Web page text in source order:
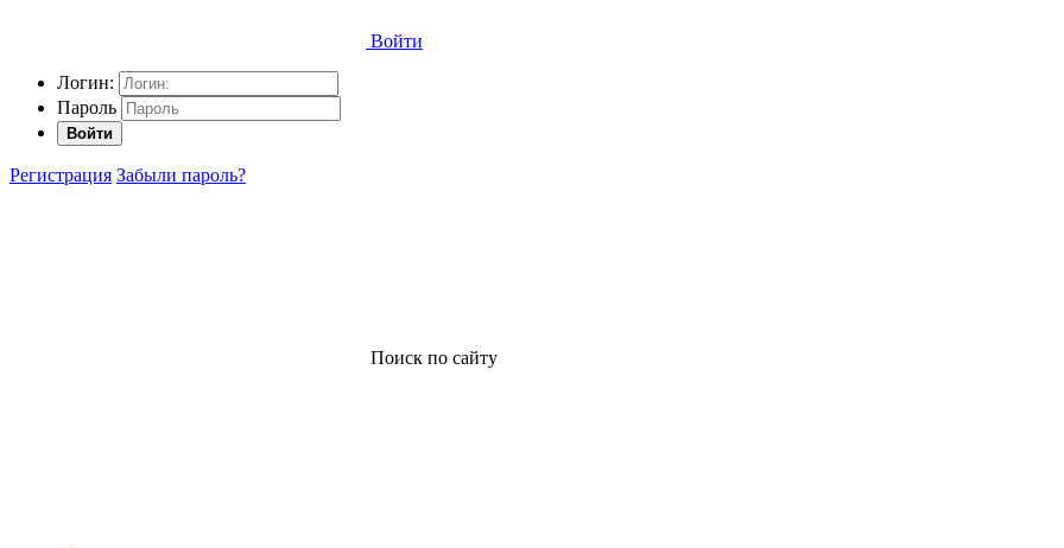
Войти
Логин:
Пароль
Войти
Регистрация Забыли пароль?
Поиск по сайту